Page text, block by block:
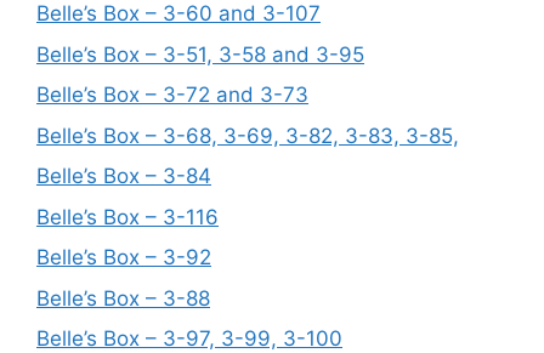
Belle’s Box – 3-60 and 3-107
Belle’s Box – 3-51, 3-58 and 3-95
Belle’s Box – 3-72 and 3-73
Belle’s Box – 3-68, 3-69, 3-82, 3-83, 3-85,
Belle’s Box – 3-84
Belle’s Box – 3-116
Belle’s Box – 3-92
Belle’s Box – 3-88
Belle’s Box – 3-97, 3-99, 3-100